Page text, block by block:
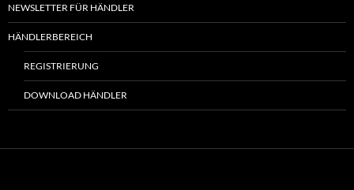
NEWSLETTER FÜR HÄNDLER
HÄNDLERBEREICH
REGISTRIERUNG
DOWNLOAD HÄNDLER